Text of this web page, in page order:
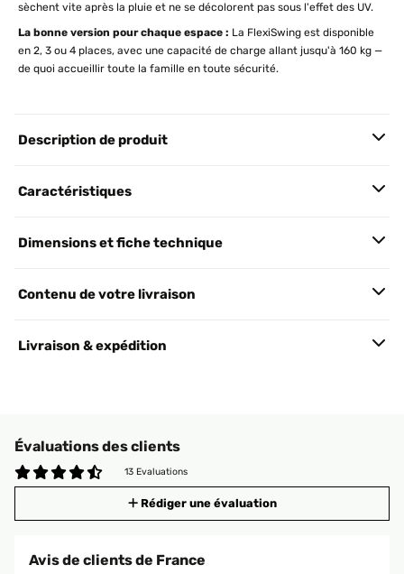
sèchent vite après la pluie et ne se décolorent pas sous l'effet des UV.
La bonne version pour chaque espace : La FlexiSwing est disponible
en 2, 3 ou 4 places, avec une capacité de charge allant jusqu'à 160 kg —
de quoi accueillir toute la famille en toute sécurité.
Description de produit
Caractéristiques
Dimensions et fiche technique
Contenu de votre livraison
Livraison & expédition
Évaluations des clients
13 Evaluations
Rédiger une évaluation
Avis de clients de France